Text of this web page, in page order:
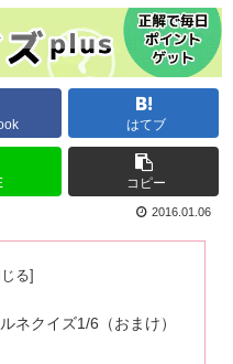
はてブ
コピー
2016.01.06
ネクイズ1/6（おまけ）